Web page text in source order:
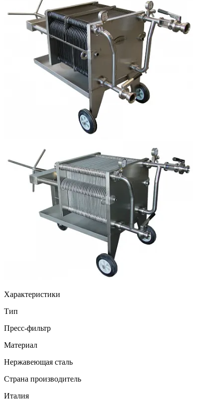
Характеристики
Тип
Пресс-фильтр
Материал
Нержавеющая сталь
Страна производитель
Италия